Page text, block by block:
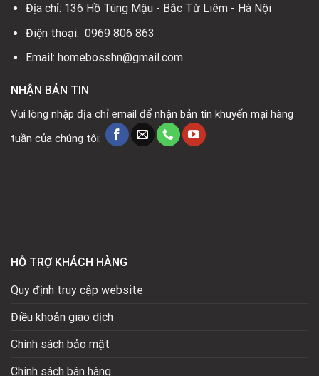
Địa chỉ: 136 Hồ Tùng Mậu - Bắc Từ Liêm - Hà Nội
Điện thoại: 0969 806 863
Email: homebosshn@gmail.com
NHẬN BẢN TIN
Vui lòng nhập địa chỉ email để nhận bản tin khuyến mại hàng
tuần của chúng tôi:
HỖ TRỢ KHÁCH HÀNG
Quy định truy cập website
Điều khoản giao dịch
Chính sách bảo mật
Chính sách bán hàng